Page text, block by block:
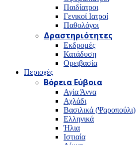
Παιδίατροι
Γενικοί Ιατροί
Παθολόγοι
Δραστηριότητες
Εκδρομές
Κατάδυση
Ορειβασία
Περιοχές
Βόρεια Εύβοια
Αγία Άννα
Αχλάδι
Βασιλικά (Ψαροπούλι)
Ελληνικά
Ήλια
Ιστιαία